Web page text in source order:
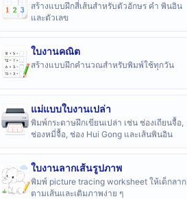
สร้างแบบฝึกสี่เส้นสำหรับตัวอักษร คำ พินอิน
และตัวเลข
ใบงานคณิต
สร้างแบบฝึกคำนวณสำหรับพิมพ์ใช้ทุกวัน
แม่แบบใบงานเปล่า
พิมพ์กระดาษฝึกเขียนเปล่า เช่น ช่องเถียนจื้อ,
ช่องหมี่จื้อ, ช่อง Hui Gong และเส้นพินอิน
ใบงานลากเส้นรูปภาพ
พิมพ์ picture tracing worksheet ให้เด็กลาก
ตามเส้นและเติมภาพง่าย ๆ